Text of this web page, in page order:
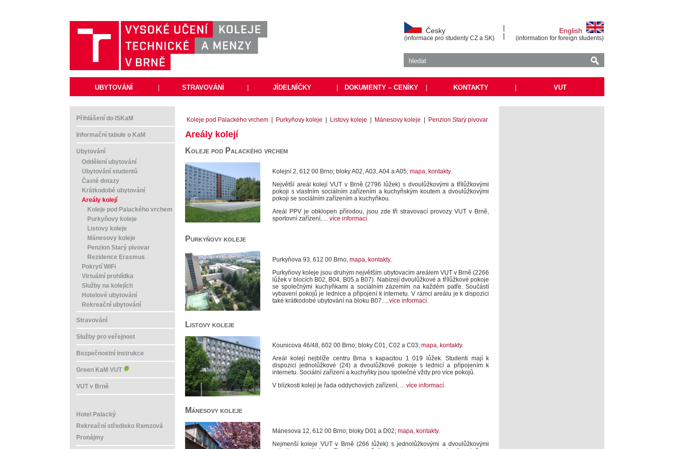
Česky
(informace pro studenty CZ a SK)
|
|
English
(information for foreign students)
UBYTOVÁNÍ STRAVOVÁNÍ JÍDELNÍČKY DOKUMENTY – CENÍKY KONTAKTY VUT
Přihlášení do ISKaM
Informační tabule o KaM
Ubytování
Oddělení ubytování
Ubytování studentů
Časté dotazy
Krátkodobé ubytování
Areály kolejí
Koleje pod Palackého vrchem
Purkyňovy koleje
Listovy koleje
Mánesovy koleje
Penzion Starý pivovar
Rezidence Erasmus
Pokrytí WiFi
Virtuální prohlídka
Služby na kolejích
Hotelové ubytování
Rekreační ubytování
Stravování
Služby pro veřejnost
Bezpečnostní instrukce
Green KaM VUT
VUT v Brně
Hotel Palacký
Rekreační středisko Ramzová
Pronájmy
Koleje pod Palackého vrchem| Purkyňovy koleje Listovy koleje Mánesovy koleje Penzion Starý pivovar
Areály kolejí
Koleje pod Palackého vrchem
Kolejní 2, 612 00 Brno; bloky A02, A03, A04 a A05; mapa, kontakty.
Největší areál kolejí VUT v Brně (2796 lůžek) s dvoulůžkovými a třílůžkovými
pokoji s vlastním sociálním zařízením a kuchyňským koutem a dvoulůžkovými
pokoji se sociálním zařízením a kuchyňkou.
Areál PPV je obklopen přírodou, jsou zde tři stravovací provozy VUT v Brně,
sportovní zařízení, ... více informací.
Purkyňovy koleje
Purkyňova 93, 612 00 Brno, mapa kontakty.
Purkyňovy koleje jsou druhým největším ubytovacím areálem VUT v Brně (2266
lůžek v blocích B02, B04, B05 a B07). Nabízejí dvoulůžkové a třílůžkové pokoje
se společnými kuchyňkami a sociálním zázemím na každém patře. Součástí
vybavení pokojů je lednice a připojení k internetu. V rámci areálu je k dispozici
také krátkodobé ubytování na bloku B07. ... více informací
Listovy koleje
Kounicova 46/48, 602 00 Brno; bloky C01, C02 a C03; mapa, kontakty.
Areál kolejí nejblíže centru Brna s kapacitou 1 019 lůžek. Studenti mají k
dispozici jednolůžkové (24) a dvoulůžkové pokoje s lednicí a připojením k
internetu. Sociální zařízení a kuchyňky jsou společné vždy pro více pokojů.
V blízkosti kolejí je řada oddychových zařízení, ... více informací.
Mánesovy koleje
Mánesova 12, 612 00 Brno; bloky D01 a D02; mapa, kontakty.
Nejmenší koleje VUT v Brně (266 lůžek) s jednolůžkovými a dvoulůžkovými